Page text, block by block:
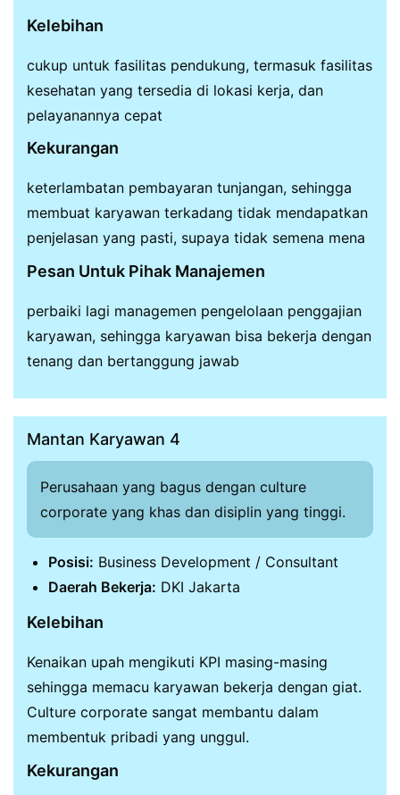
Kelebihan
cukup untuk fasilitas pendukung, termasuk fasilitas
kesehatan yang tersedia di lokasi kerja, dan
pelayanannya cepat
Kekurangan
keterlambatan pembayaran tunjangan, sehingga
membuat karyawan terkadang tidak mendapatkan
penjelasan yang pasti, supaya tidak semena mena
Pesan Untuk Pihak Manajemen
perbaiki lagi managemen pengelolaan penggajian
karyawan, sehingga karyawan bisa bekerja dengan
tenang dan bertanggung jawab
Mantan Karyawan 4
Perusahaan yang bagus dengan culture
corporate yang khas dan disiplin yang tinggi.
Posisi: Business Development / Consultant
Daerah Bekerja: DKI Jakarta
Kelebihan
Kenaikan upah mengikuti KPI masing-masing
sehingga memacu karyawan bekerja dengan giat.
Culture corporate sangat membantu dalam
membentuk pribadi yang unggul.
Kekurangan